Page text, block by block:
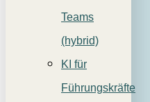
Teams
(hybrid)
KI für
Führungskräfte